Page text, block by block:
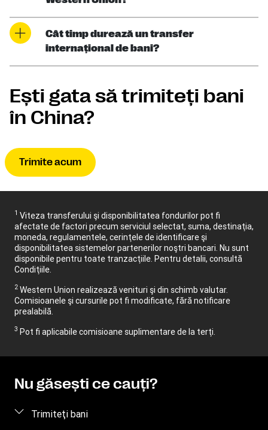
Cât timp durează un transfer
internaţional de bani?
Eşti gata să trimiteţi bani
în China?
Trimite acum
1 Viteza transferului şi disponibilitatea fondurilor pot fi
afectate de factori precum serviciul selectat, suma, destinaţia,
moneda, regulamentele, cerinţele de identificare şi
disponibilitatea sistemelor partenerilor noştri bancari. Nu sunt
disponibile pentru toate tranzacţiile. Pentru detalii, consultă
Condiţiile.
2 Western Union realizează venituri şi din schimb valutar.
Comisioanele şi cursurile pot fi modificate, fără notificare
prealabilă.
3 Pot fi aplicabile comisioane suplimentare de la terţi.
Nu găseşti ce cauţi?
Trimiteţi bani